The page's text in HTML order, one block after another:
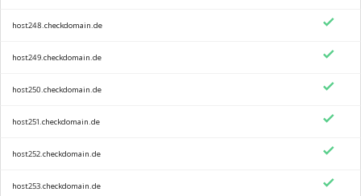
host248.checkdomain.de
host249.checkdomain.de
host250.checkdomain.de
host251.checkdomain.de
host252.checkdomain.de
host253.checkdomain.de